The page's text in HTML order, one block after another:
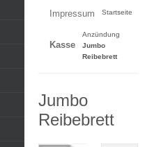
Impressum
Kasse
Startseite
Anzündung
Jumbo
Reibebrett
Jumbo
Reibebrett